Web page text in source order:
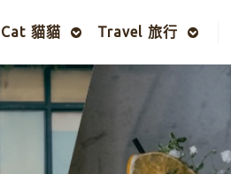
Cat 貓貓 Travel 旅行